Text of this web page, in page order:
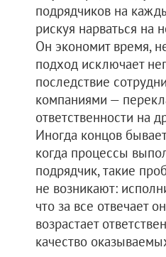
подрядчиков на
рискуя нарваться на
Он экономит время,
подход исключает
последствие
компаниями —
ответственности на
Иногда концов
когда процессы
подрядчик, такие
не возникают:
что за все отвечает
возрастает
качество